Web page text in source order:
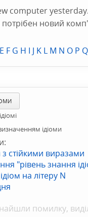
computer yesterday.
новий
E F G H I J K L M N O P Q
ідіоми
з стійкими виразами
"рівень знання
на літеру N
помилку,